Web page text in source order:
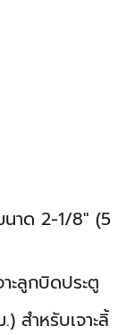
าด 2-1/8" (5
ะลูกบิดประตู
สำหรับเจาะลิ้